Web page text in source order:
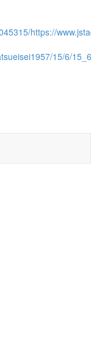
https://
15/6/